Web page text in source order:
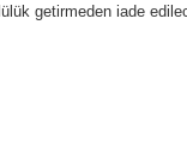
getirmeden iade